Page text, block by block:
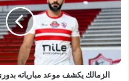
الزمالك يكشف موعد مبارياته